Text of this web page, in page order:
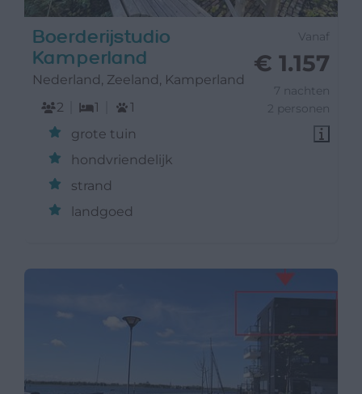
Vanaf
€ 1.157
7 nachten
2 personen
Boerderijstudio
Kamperland
Nederland, Zeeland, Kamperland
2
1
1
grote tuin
hondvriendelijk
strand
landgoed